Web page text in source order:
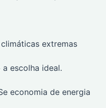
extremas
escolha ideal.
economia de energia